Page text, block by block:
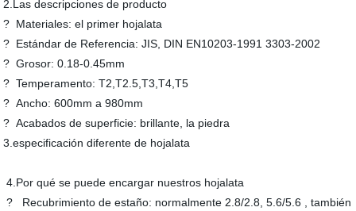
2.Las descripciones de producto
? Materiales: el primer hojalata
? Estándar de Referencia: JIS, DIN EN10203-1991 3303-2002
? Grosor: 0.18-0.45mm
? Temperamento: T2,T2.5,T3,T4,T5
? Ancho: 600mm a 980mm
? Acabados de superficie: brillante, la piedra
3.especificación diferente de hojalata
4.Por qué se puede encargar nuestros hojalata
? Recubrimiento de estaño: normalmente 2.8/2.8, 5.6/5.6 , también